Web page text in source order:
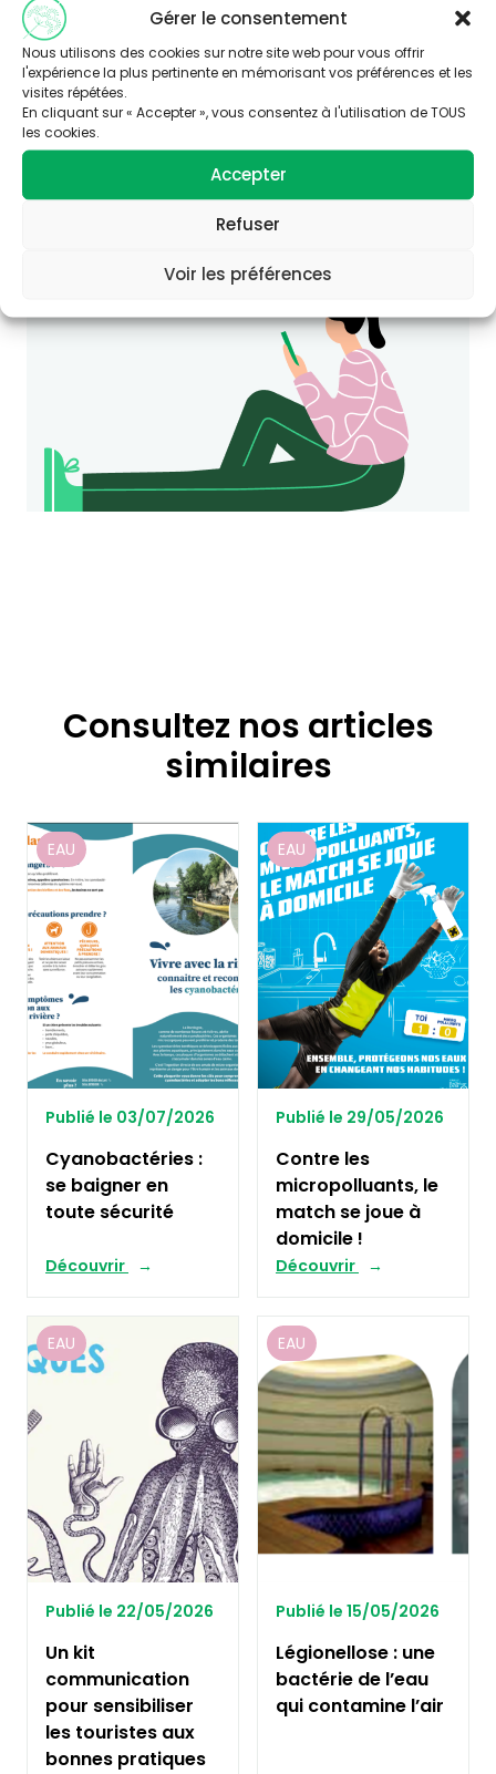
Gérer le consentement
Nous utilisons des cookies sur notre site web pour vous offrir
l'expérience la plus pertinente en mémorisant vos préférences et les
visites répétées.
En cliquant sur « Accepter », vous consentez à l'utilisation de TOUS
les cookies.
Accepter
Refuser
Voir les préférences
Vous souhaitez en savoir plus sur
cette thématique ?
Consultez le site Agir-ese.org, des ressources
pour agir en Éducation et promotion de la
Consultez nos articles
similaires
EAU
Publié le 03/07/2026
Cyanobactéries :
se baigner en
toute sécurité
Découvrir
EAU
Publié le 29/05/2026
Contre les
micropolluants, le
match se joue à
domicile !
Découvrir
EAU
Publié le 22/05/2026
Un kit
communication
pour sensibiliser
les touristes aux
bonnes pratiques
EAU
Publié le 15/05/2026
Légionellose : une
bactérie de l’eau
qui contamine l’air